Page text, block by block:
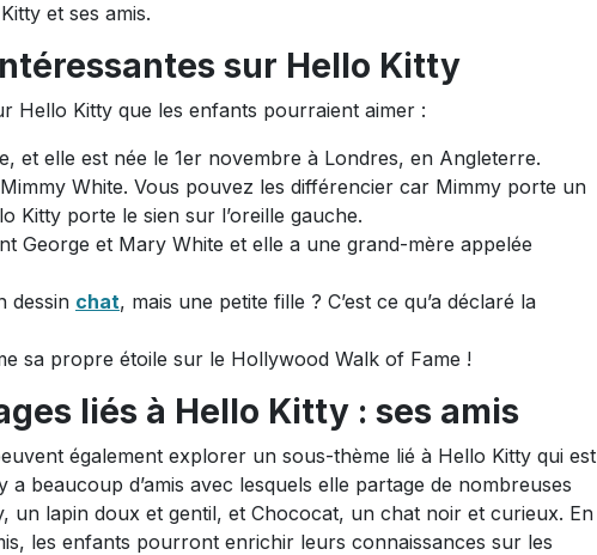
et ses amis.
sur Hello Kitty
Hello Kitty que les enfants pourraient aimer :
et elle est née le 1er novembre à Londres, en Angleterre.
White. Vous pouvez les différencier car Mimmy porte un
Kitty porte le sien sur l’oreille gauche.
George et Mary White et elle a une grand-mère appelée
dessin chat, mais une petite fille ? C’est ce qu’a déclaré la
sa propre étoile sur le Hollywood Walk of Fame !
liés à Hello Kitty : ses amis
également explorer un sous-thème lié à Hello Kitty qui est
beaucoup d’amis avec lesquels elle partage de nombreuses
un lapin doux et gentil, et Chococat, un chat noir et curieux. En
les enfants pourront enrichir leurs connaissances sur les